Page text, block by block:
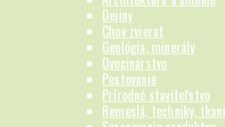
Dejiny
Chov zvierat
Geológia, minerály
Ovocinárstvo
Pestovanie
Prírodné staviteľstvo
Remeslá, techniky,